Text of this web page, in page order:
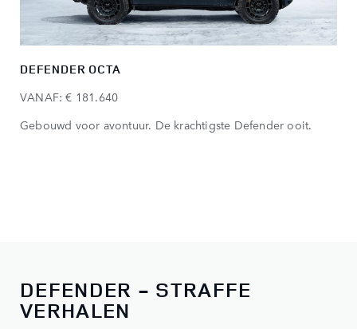
DEFENDER OCTA
VANAF: € 181.640
Gebouwd voor avontuur. De krachtigste Defender ooit.
DEFENDER - STRAFFE
VERHALEN